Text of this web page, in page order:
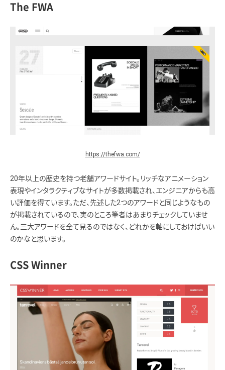
The FWA
https://thefwa.com/
20年以上の歴史を持つ老舗アワードサイト。リッチなアニメーション
表現やインタラクティブなサイトが多数掲載され、エンジニアからも高
い評価を得ています。ただ、先述した2つのアワードと同じようなもの
が掲載されているので、実のところ筆者はあまりチェックしていませ
ん。三大アワードを全て見るのではなく、どれかを軸にしておけばいい
のかなと思います。
CSS Winner